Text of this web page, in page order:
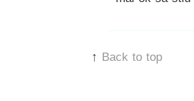
↑ Back to top